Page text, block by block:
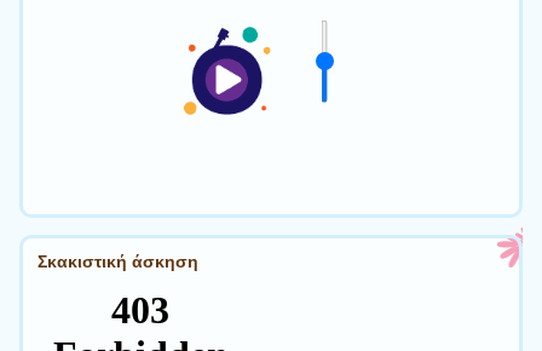
Σκακιστική άσκηση